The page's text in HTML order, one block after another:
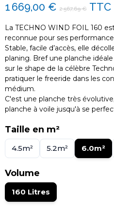
1 669,00 € 2 567,69 € TTC
La TECHNO WIND FOIL 160
reconnue pour ses
Stable, facile d’accès, elle
planing. Bref une planche
sur le shape de la célèbre
pratiquer le freeride dans les
médium.
C'est une planche très
planche à voile jusqu'à se
Taille en m²
4.5m² 5.2m² 6.0m²
Volume
160 Litres